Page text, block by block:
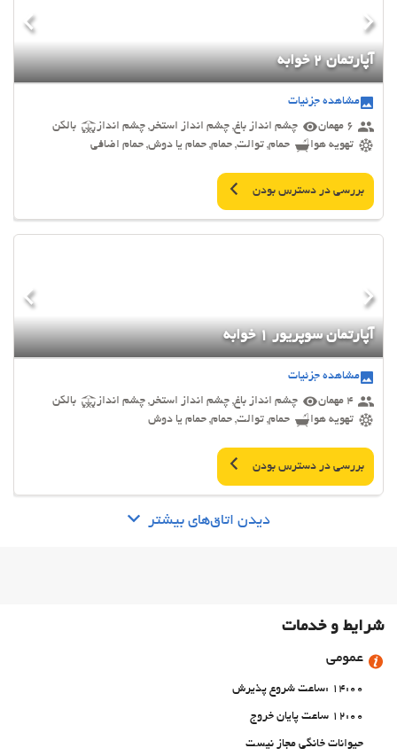
آپارتمان 2 خوابه
مشاهده جزئیات
6 مهمان
چشم انداز باغ, چشم انداز استخر, چشم انداز
بالکن
تهویه هوا
حمام, توالت, حمام, حمام یا دوش, حمام اضافی
بررسی در دسترس بودن
آپارتمان سوپریور 1 خوابه
مشاهده جزئیات
4 مهمان
چشم انداز باغ, چشم انداز استخر, چشم انداز
بالکن
تهویه هوا
حمام, توالت, حمام, حمام یا دوش
بررسی در دسترس بودن
دیدن اتاق‌های بیشتر
شرایط و خدمات
عمومی
14:00 :ساعت شروع پذیرش
12:00 ساعت پایان خروج
حیوانات خانگی مجاز نیست